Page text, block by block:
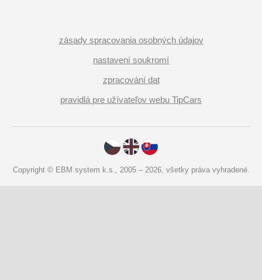
zásady spracovania osobných údajov
nastavení soukromí
zpracování dat
pravidlá pre užívateľov webu TipCars
Copyright © EBM system k.s., 2005 – 2026, všetky práva vyhradené.